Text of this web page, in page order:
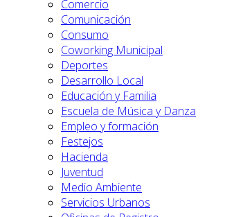
Comercio
Comunicación
Consumo
Coworking Municipal
Deportes
Desarrollo Local
Educación y Familia
Escuela de Música y Danza
Empleo y formación
Festejos
Hacienda
Juventud
Medio Ambiente
Servicios Urbanos